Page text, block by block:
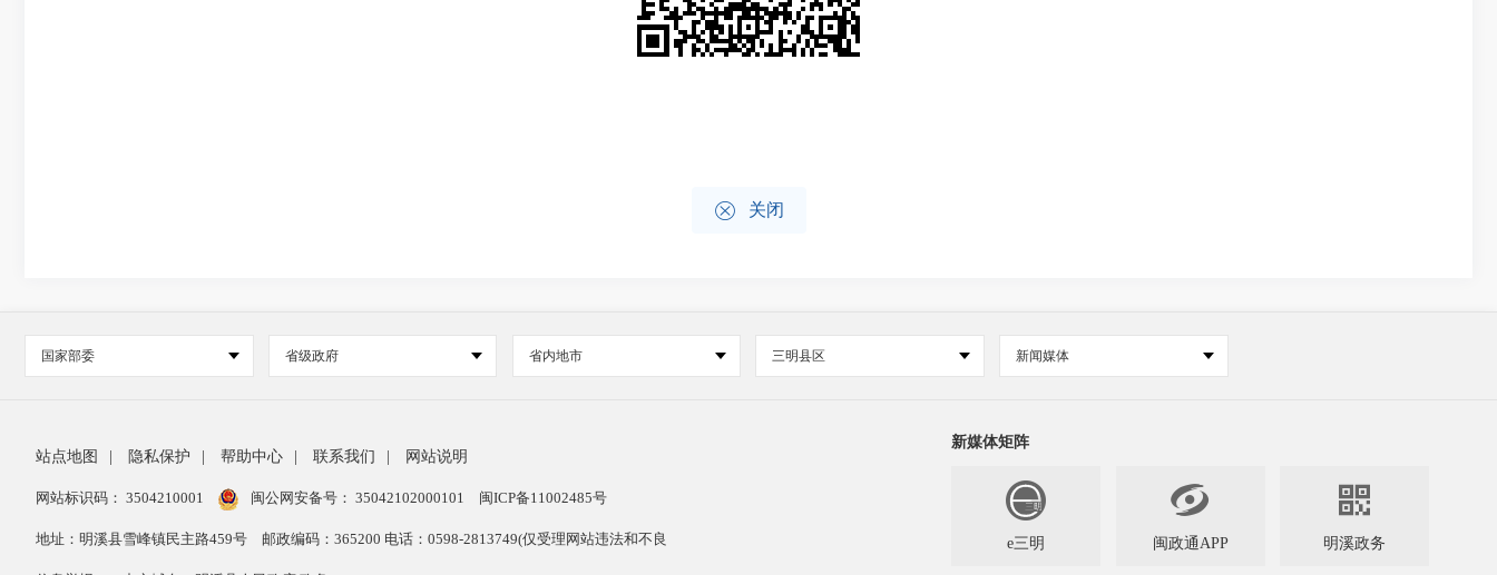
 关闭
国家部委 省级政府 省内地市 三明县区 新闻媒体
站点地图 隐私保护 帮助中心 联系我们 网站说明
网站标识码： 3504210001 闽公网安备号： 35042102000101 闽ICP备11002485号
地址：明溪县雪峰镇民主路459号 邮政编码：365200 电话：0598-2813749(仅受理网站违法和不良
新媒体矩阵
e三明

闽政通APP

明溪政务